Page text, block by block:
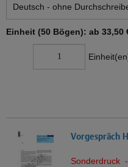
Einheit (50 Bögen): ab 33,50
Vorgespräch
Sonderdruck